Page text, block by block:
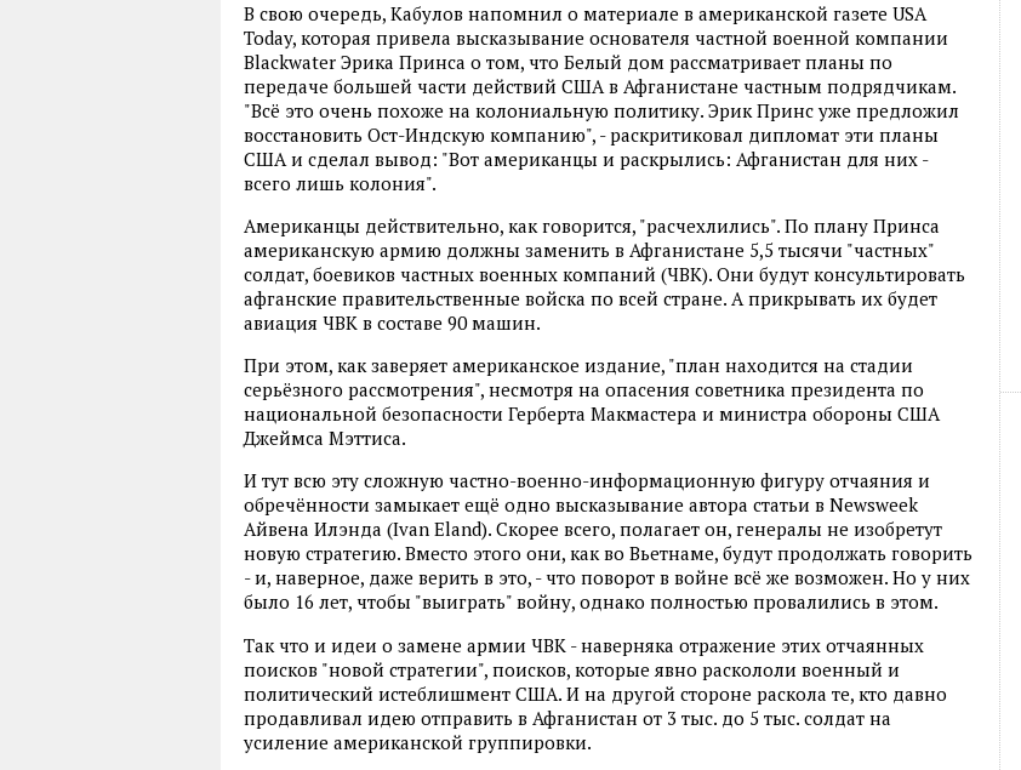
В свою очередь, Кабулов напомнил о материале в американской газете USA
Today, которая привела высказывание основателя частной военной компании
Blackwater Эрика Принса о том, что Белый дом рассматривает планы по
передаче большей части действий США в Афганистане частным подрядчикам.
"Всё это очень похоже на колониальную политику. Эрик Принс уже предложил
восстановить Ост-Индскую компанию", - раскритиковал дипломат эти планы
США и сделал вывод: "Вот американцы и раскрылись: Афганистан для них -
всего лишь колония".
Американцы действительно, как говорится, "расчехлились". По плану Принса
американскую армию должны заменить в Афганистане 5,5 тысячи "частных"
солдат, боевиков частных военных компаний (ЧВК). Они будут консультировать
афганские правительственные войска по всей стране. А прикрывать их будет
авиация ЧВК в составе 90 машин.
При этом, как заверяет американское издание, "план находится на стадии
серьёзного рассмотрения", несмотря на опасения советника президента по
национальной безопасности Герберта Макмастера и министра обороны США
Джеймса Мэттиса.
И тут всю эту сложную частно-военно-информационную фигуру отчаяния и
обречённости замыкает ещё одно высказывание автора статьи в Newsweek
Айвена Илэнда (Ivan Eland). Скорее всего, полагает он, генералы не изобретут
новую стратегию. Вместо этого они, как во Вьетнаме, будут продолжать говорить
- и, наверное, даже верить в это, - что поворот в войне всё же возможен. Но у них
было 16 лет, чтобы "выиграть" войну, однако полностью провалились в этом.
Так что и идеи о замене армии ЧВК - наверняка отражение этих отчаянных
поисков "новой стратегии", поисков, которые явно раскололи военный и
политический истеблишмент США. И на другой стороне раскола те, кто давно
продавливал идею отправить в Афганистан от 3 тыс. до 5 тыс. солдат на
усиление американской группировки.